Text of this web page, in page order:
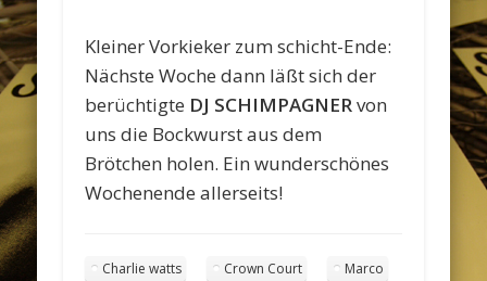
Kleiner Vorkieker zum schicht-Ende:
Nächste Woche dann läßt sich der
berüchtigte DJ SCHIMPAGNERvon
uns die Bockwurst aus dem
Brötchen holen. Ein wunderschönes
Wochenende allerseits!
Charlie watts ​Crown Court Marco